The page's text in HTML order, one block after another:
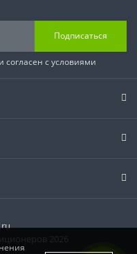
Подписаться
и согласен с условиями
2026